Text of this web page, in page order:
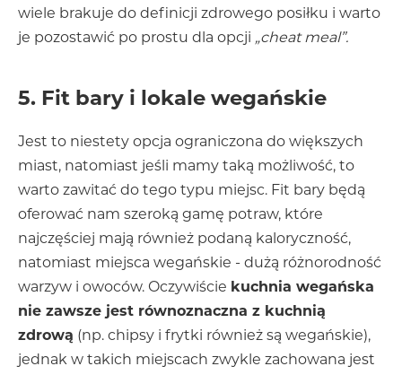
wiele brakuje do definicji zdrowego posiłku i warto
je pozostawić po prostu dla opcji „cheat meal”.
5. Fit bary i lokale wegańskie
Jest to niestety opcja ograniczona do większych
miast, natomiast jeśli mamy taką możliwość, to
warto zawitać do tego typu miejsc. Fit bary będą
oferować nam szeroką gamę potraw, które
najczęściej mają również podaną kaloryczność,
natomiast miejsca wegańskie - dużą różnorodność
warzyw i owoców. Oczywiście kuchnia wegańska
nie zawsze jest równoznaczna z kuchnią
zdrową (np. chipsy i frytki również są wegańskie),
jednak w takich miejscach zwykle zachowana jest